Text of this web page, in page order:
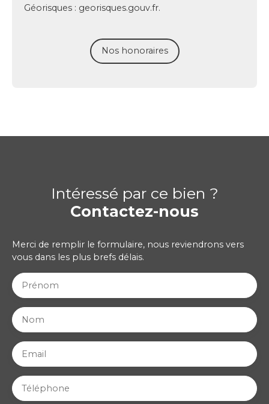
Géorisques : georisques.gouv.fr.
Nos honoraires
Intéressé par ce bien ?
Contactez-nous
Merci de remplir le formulaire, nous reviendrons vers
vous dans les plus brefs délais.
Prénom
Nom
Email
Téléphone